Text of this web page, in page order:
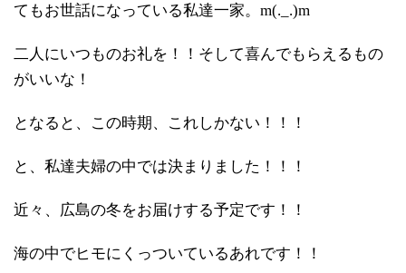
てもお世話になっている私達一家。m(._.)m
二人にいつものお礼を！！そして喜んでもらえるもの
がいいな！
となると、この時期、これしかない！！！
と、私達夫婦の中では決まりました！！！
近々、広島の冬をお届けする予定です！！
海の中でヒモにくっついているあれです！！